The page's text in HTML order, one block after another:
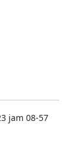
jam 08-57